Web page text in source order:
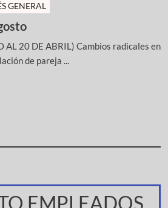
GENERAL
AL 20 DE ABRIL) Cambios radicales en
de pareja ...
EMPLEADOS